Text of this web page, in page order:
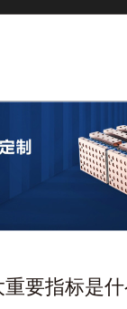
要指标是